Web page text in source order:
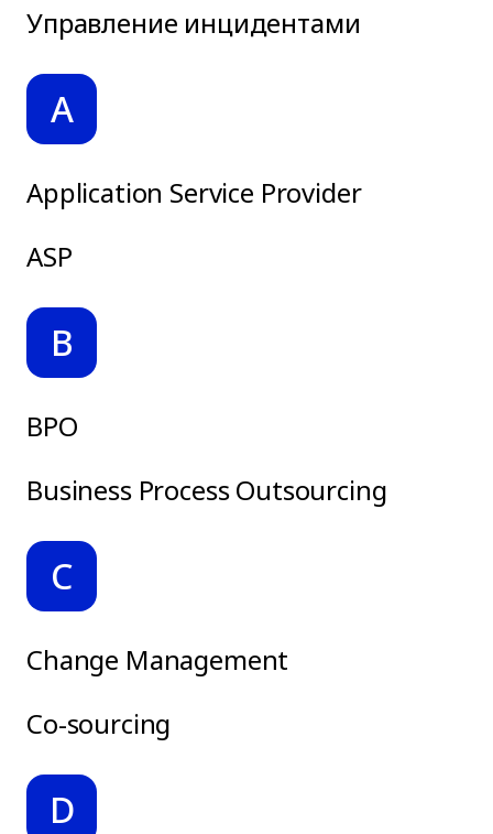
Управление инцидентами
A
Application Service Provider
ASP
B
BPO
Business Process Outsourcing
C
Change Management
Co-sourcing
D